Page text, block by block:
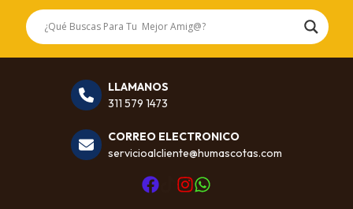
LLAMANOS
311 579 1473
CORREO ELECTRONICO
servicioalcliente@humascotas.com